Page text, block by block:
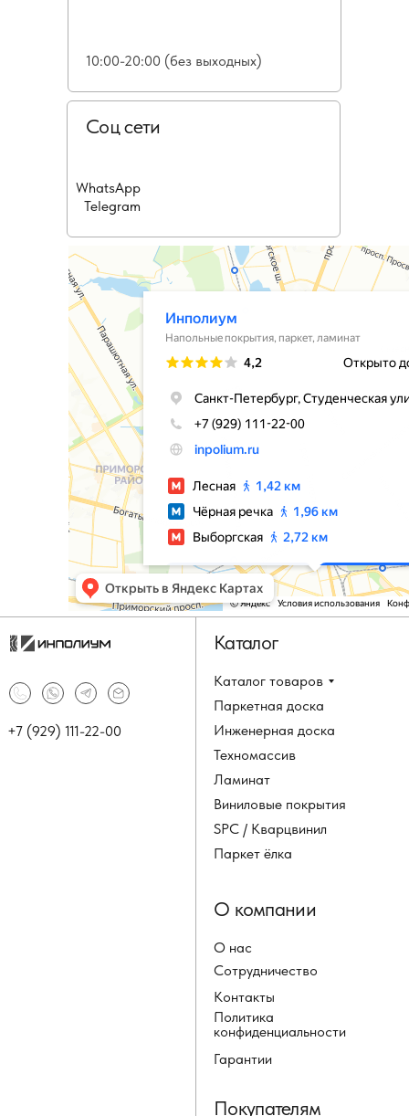
10:00-20:00 (без выходных)
Соц сети
WhatsApp
Telegram
Каталог товаров
Паркетная доска
Инженерная доска
Техномассив
+7 (929) 111-22-00
Каталог
Ламинат
Виниловые покрытия
SPC / Кварцвинил
Паркет ёлка
О нас
Сотрудничество
Контакты
Политика
конфиденциальности
О компании
Покупателям
Гарантии